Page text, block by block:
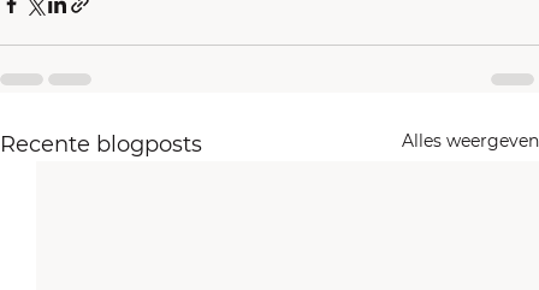
Recente blogposts Alles weergeven